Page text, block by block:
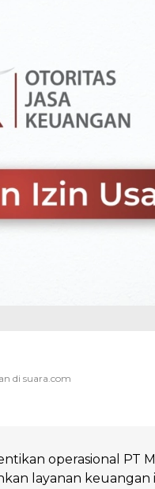
operasional PT
layanan keuangan